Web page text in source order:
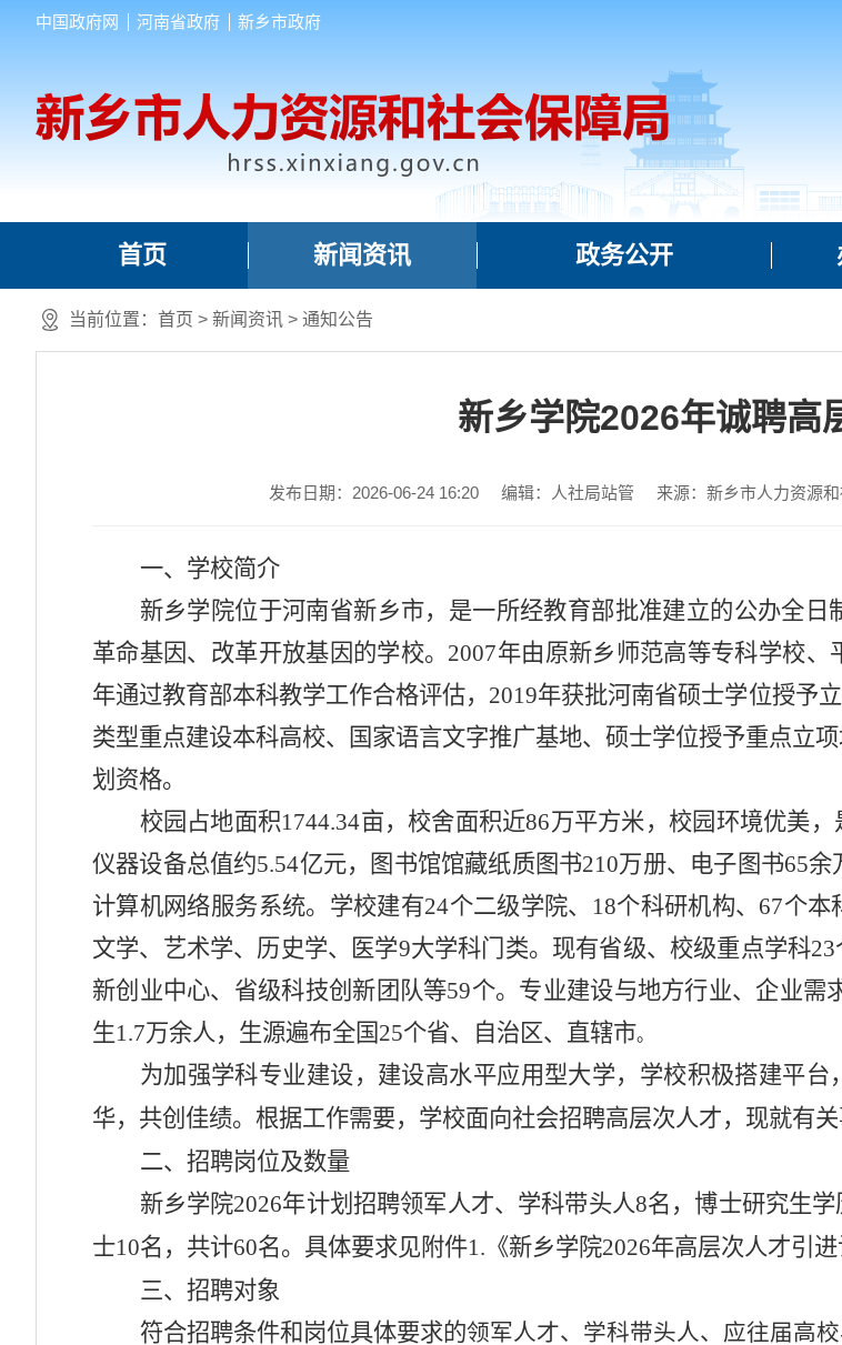
中国政府网 河南省政府 新乡市政府
首页 新闻资讯 政务公开
当前位置： 首页 > 新闻资讯 > 通知公告
新乡学院2026年诚聘高
发布日期：2026-06-24 16:20 编辑：人社局站管 来源：新乡市人力资源
一、学校简介
新乡学院位于河南省新乡市，是一所经教育部批准建立的公办全日
革命基因、改革开放基因的学校。2007年由原新乡师范高等专科学校
年通过教育部本科教学工作合格评估，2019年获批河南省硕士学位授予
类型重点建设本科高校、国家语言文字推广基地、硕士学位授予重点立
划资格。
校园占地面积1744.34亩，校舍面积近86万平方米，校园环境优美
仪器设备总值约5.54亿元，图书馆馆藏纸质图书210万册、电子图书65
计算机网络服务系统。学校建有24个二级学院、18个科研机构、67个
文学、艺术学、历史学、医学9大学科门类。现有省级、校级重点学科
新创业中心、省级科技创新团队等59个。专业建设与地方行业、企业
生1.7万余人，生源遍布全国25个省、自治区、直辖市。
为加强学科专业建设，建设高水平应用型大学，学校积极搭建平
华，共创佳绩。根据工作需要，学校面向社会招聘高层次人才，现就有
二、 招聘岗位及数量
新乡学院2026年计划招聘领军人才、学科带头人8名，博士研究生学
士10名， 共计60名。 具体要求见附件1.《新乡学院2026年高层次人才引
三、 招聘对象
符合招聘条件和岗位具体要求的领军人才、学科带头人、 应往届高